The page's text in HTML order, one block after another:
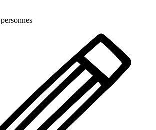
personnes